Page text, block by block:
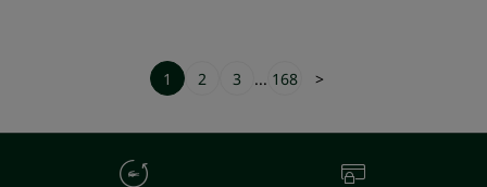
1 2 3 ... 168 >